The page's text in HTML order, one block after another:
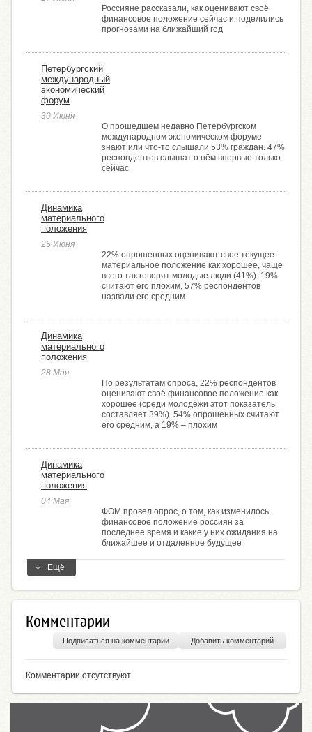
Россияне рассказали, как оценивают своё
финансовое положение сейчас и поделились
прогнозами на ближайший год
Петербургский
международный
экономический
форум
30 Июня
О прошедшем недавно Петербургском
международном экономическом форуме
знают или что-то слышали 53% граждан. 47%
респондентов слышат о нём впервые только
сейчас
Динамика
материального
положения
25 Июня
22% опрошенных оценивают свое текущее
материальное положение как хорошее, чаще
всего так говорят молодые люди (41%). 19%
считают его плохим, 57% респондентов
назвали его средним
Динамика
материального
положения
28 Мая
По результатам опроса, 22% респондентов
оценивают своё финансовое положение как
хорошее (среди молодёжи этот показатель
составляет 39%). 54% опрошенных считают
его средним, а 19% ­– плохим
Динамика
материального
положения
04 Мая
ФОМ провел опрос, о том, как изменилось
финансовое положение россиян за
последнее время и какие у них ожидания на
ближайшее и отдаленное будущее
Ещё
Комментарии
Добавить комментарий
Подписаться на комментарии
Комментарии отсутствуют